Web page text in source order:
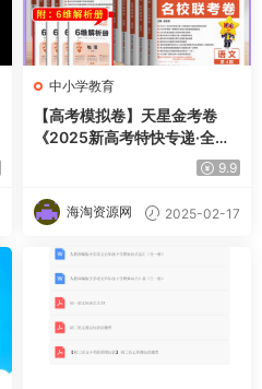
中小学教育
【高考模拟卷】天星金考卷
《2025新高考特快专递·全九
科 (第四期)》震撼来袭！
9.9
海淘资源网 2025-02-17